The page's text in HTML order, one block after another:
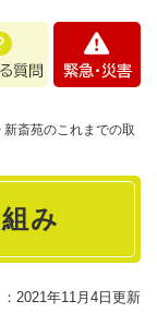
・
新斎苑のこれまでの取
み
2021年11月4日更新